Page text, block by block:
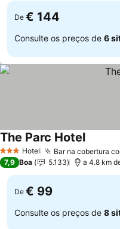
De € 144
Consulte os preços de 6
3 EstrelasHotel Bar na cobertura
The Parc HotelVer
7,9 Boa 5.133 a 4.8 km
De € 99
Consulte os preços de 8